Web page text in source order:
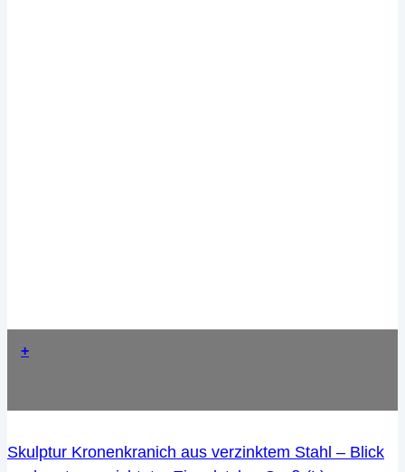
+
Skulptur Kronenkranich aus verzinktem Stahl – Blick